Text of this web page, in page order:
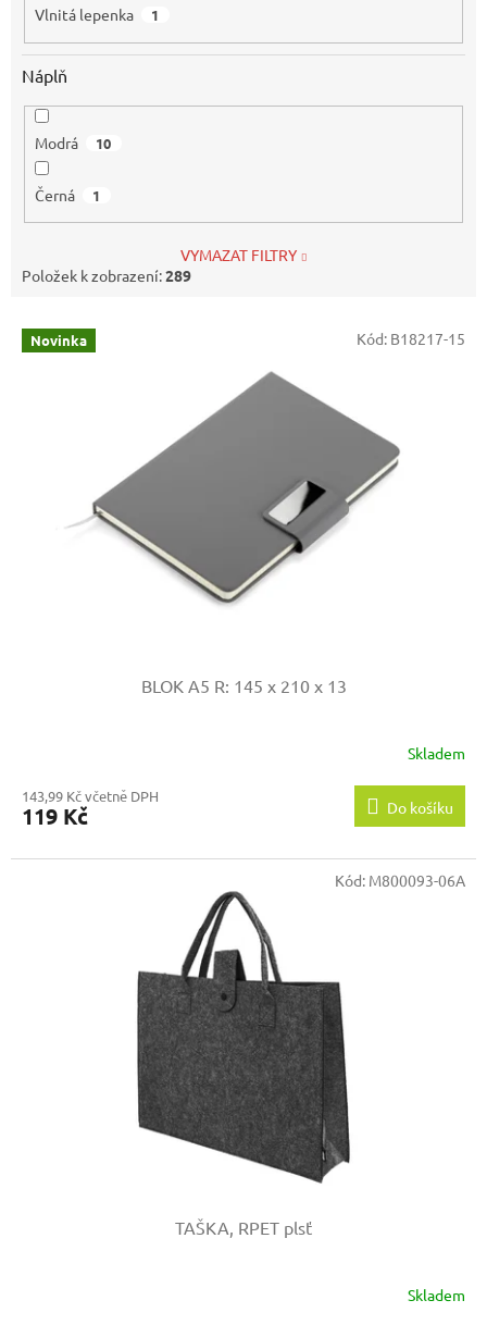
Vlnitá lepenka 1
Náplň
Modrá 10
Černá 1
VYMAZAT FILTRY
Položek k zobrazení:289
V Novinka
BLOK A5 R: 145 x 210 x 13
Skladem
143,99 Kč včetně DPH
119 Kč Do košíku
Kód: B18217-15
TAŠKA, RPET plsť
Skladem
Kód: M800093-06A